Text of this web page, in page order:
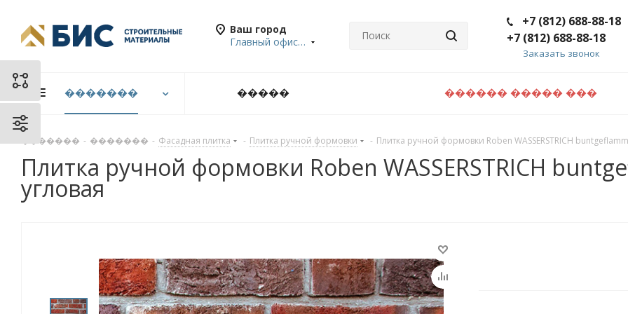
Ваш город
Главный офис в Санкт-Петербурге
+7 (812) 688-88-18
+7 (812) 688-88-18
Заказать звонок
������� ����� ������ ����� ���
������� - ������� - Фасадная плитка - Плитка ручной формовки - Плитка ручной формовки Roben WASSERSTRICH
Плитка ручной формовки Roben WASSERSTRICH
угловая